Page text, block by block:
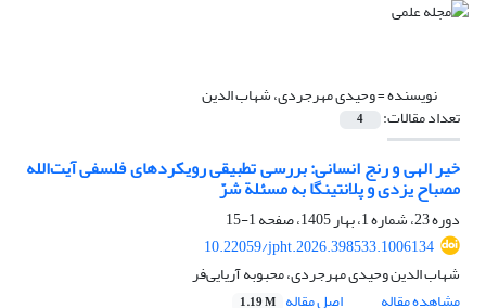
نویسنده =وحیدی مهرجردی، شهاب الدین
تعداد مقالات: 4
خیر الهی و رنج انسانی: بررسی تطبیقی رویکردهای فلسفی آیت‌الله
مصباح یزدی و پلانتینگا به مسئلة شرّ
دوره 23، شماره 1، بهار 1405، صفحه
1-15
10.22059/jpht.2026.398533.1006134
شهاب الدین وحیدی مهرجردی، محبوبه آریایی‌فر
مشاهده مقاله
اصل مقاله 1.19 M